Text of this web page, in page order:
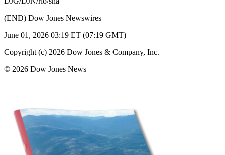
(END) Dow Jones Newswires
June 01, 2026 03:19 ET (07:19 GMT)
Copyright (c) 2026 Dow Jones & Company, Inc.
© 2026 Dow Jones News